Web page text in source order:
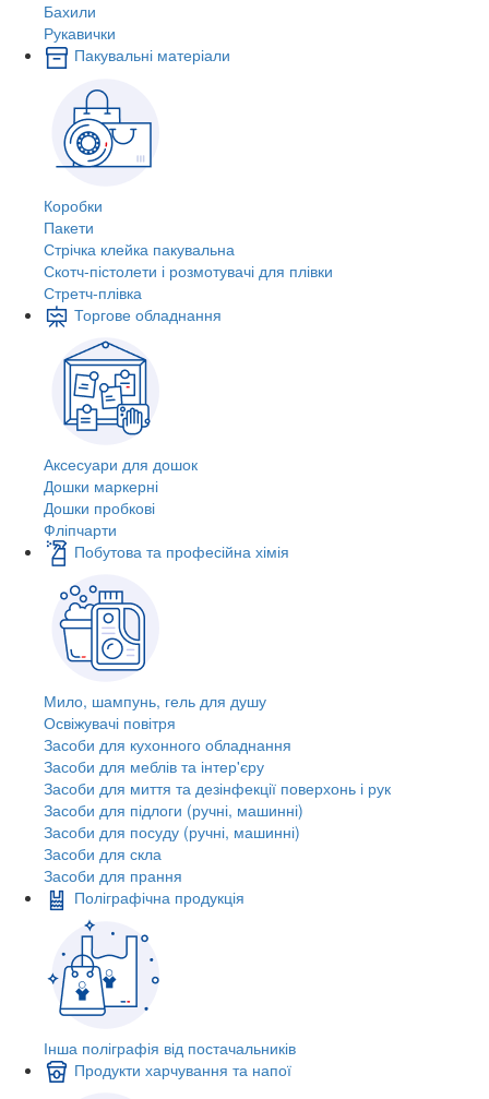
Бахили
Рукавички
Пакувальні матеріали
Коробки
Пакети
Стрічка клейка пакувальна
Скотч-пістолети і розмотувачі для плівки
Стретч-плівка
Торгове обладнання
Аксесуари для дошок
Дошки маркерні
Дошки пробкові
Фліпчарти
Побутова та професійна хімія
Мило, шампунь, гель для душу
Освіжувачі повітря
Засоби для кухонного обладнання
Засоби для меблів та інтер'єру
Засоби для миття та дезінфекції поверхонь і рук
Засоби для підлоги (ручні, машинні)
Засоби для посуду (ручні, машинні)
Засоби для скла
Засоби для прання
Поліграфічна продукція
Інша поліграфія від постачальників
Продукти харчування та напої